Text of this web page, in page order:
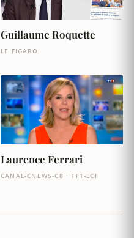
Guillaume Roquette
LE FIGARO
Laurence Ferrari
CANAL-CNEWS-C8 · TF1-LCI